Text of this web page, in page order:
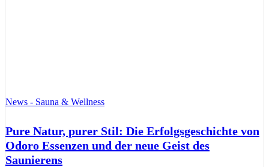
News - Sauna & Wellness
Pure Natur, purer Stil: Die Erfolgsgeschichte von
Odoro Essenzen und der neue Geist des
Saunierens